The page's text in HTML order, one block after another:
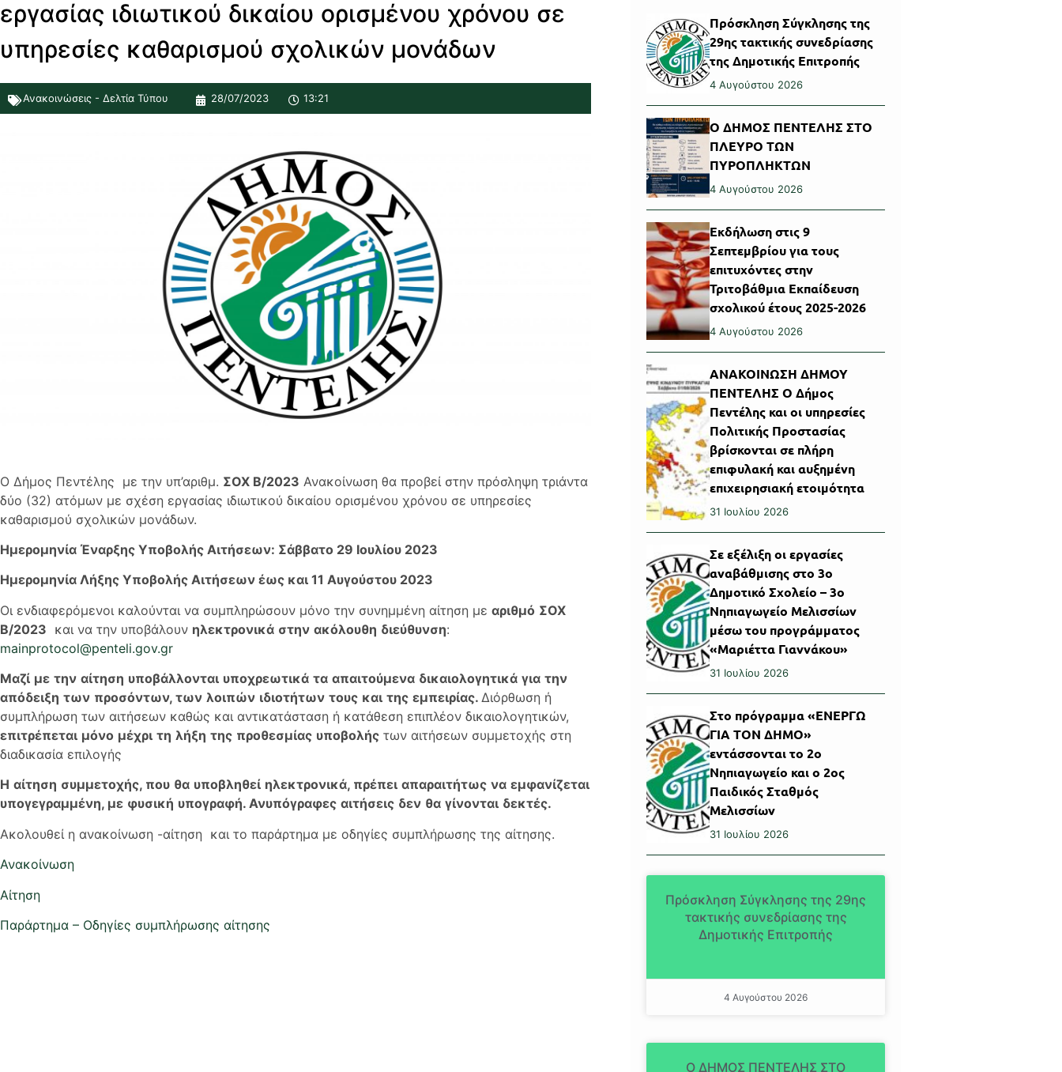
εργασίας ιδιωτικού δικαίου ορισμένου χρόνου σε
υπηρεσίες καθαρισμού σχολικών μονάδων
Ανακοινώσεις - Δελτία Τύπου 28/07/2023 13:21
Ο Δήμος Πεντέλης με την υπ’αριθμ. ΣΟΧ Β/2023 Ανακοίνωση θα προβεί στην πρόσληψη τριάντα
δύο (32) ατόμων με σχέση εργασίας ιδιωτικού δικαίου ορισμένου χρόνου σε υπηρεσίες
καθαρισμού σχολικών μονάδων.
Ημερομηνία Έναρξης Υποβολής Αιτήσεων: Σάββατο 29 Ιουλίου 2023
Ημερομηνία Λήξης Υποβολής Αιτήσεων έως και 11 Αυγούστου 2023
Οι ενδιαφερόμενοι καλούνται να συμπληρώσουν μόνο την συνημμένη αίτηση με αριθμό ΣΟΧ
Β/2023 και να την υποβάλουν ηλεκτρονικά στην ακόλουθη διεύθυνση:
mainprotocol@penteli.gov.gr
Μαζί με την αίτηση υποβάλλονται υποχρεωτικά τα απαιτούμενα δικαιολογητικά για την
απόδειξη των προσόντων, των λοιπών ιδιοτήτων τους και της εμπειρίας. Διόρθωση ή
συμπλήρωση των αιτήσεων καθώς και αντικατάσταση ή κατάθεση επιπλέον δικαιολογητικών,
επιτρέπεται μόνο μέχρι τη λήξη της προθεσμίας υποβολής των αιτήσεων συμμετοχής στη
διαδικασία επιλογής
Η αίτηση συμμετοχής, που θα υποβληθεί ηλεκτρονικά, πρέπει απαραιτήτως να εμφανίζεται
υπογεγραμμένη, με φυσική υπογραφή. Ανυπόγραφες αιτήσεις δεν θα γίνονται δεκτές.
Ακολουθεί η ανακοίνωση -αίτηση και το παράρτημα με οδηγίες συμπλήρωσης της αίτησης.
Ανακοίνωση
Αίτηση
Παράρτημα – Οδηγίες συμπλήρωσης αίτησης
Πρόσκληση Σύγκλησης της
29ης τακτικής συνεδρίασης
της Δημοτικής Επιτροπής
4 Αυγούστου 2026
Ο ΔΗΜΟΣ ΠΕΝΤΕΛΗΣ ΣΤΟ
ΠΛΕΥΡΟ ΤΩΝ
ΠΥΡΟΠΛΗΚΤΩΝ
4 Αυγούστου 2026
Εκδήλωση στις 9
Σεπτεμβρίου για τους
επιτυχόντες στην
Τριτοβάθμια Εκπαίδευση
σχολικού έτους 2025-2026
4 Αυγούστου 2026
ΑΝΑΚΟΙΝΩΣΗ ΔΗΜΟΥ
ΠΕΝΤΕΛΗΣ Ο Δήμος
Πεντέλης και οι υπηρεσίες
Πολιτικής Προστασίας
βρίσκονται σε πλήρη
επιφυλακή και αυξημένη
επιχειρησιακή ετοιμότητα
31 Ιουλίου 2026
Σε εξέλιξη οι εργασίες
αναβάθμισης στο 3ο
Δημοτικό Σχολείο – 3ο
Νηπιαγωγείο Μελισσίων
μέσω του προγράμματος
«Μαριέττα Γιαννάκου»
31 Ιουλίου 2026
Στο πρόγραμμα «ΕΝΕΡΓΩ
ΓΙΑ ΤΟΝ ΔΗΜΟ»
εντάσσονται το 2ο
Νηπιαγωγείο και ο 2ος
Παιδικός Σταθμός
Μελισσίων
31 Ιουλίου 2026
Πρόσκληση Σύγκλησης της 29ης
τακτικής συνεδρίασης της
Δημοτικής Επιτροπής
4 Αυγούστου 2026
Ο ΔΗΜΟΣ ΠΕΝΤΕΛΗΣ ΣΤΟ